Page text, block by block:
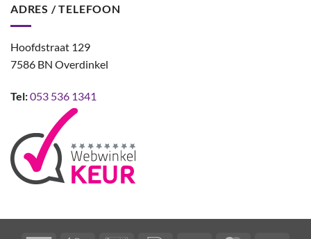
ADRES / TELEFOON
Hoofdstraat 129
7586 BN Overdinkel
Tel:053 536 1341